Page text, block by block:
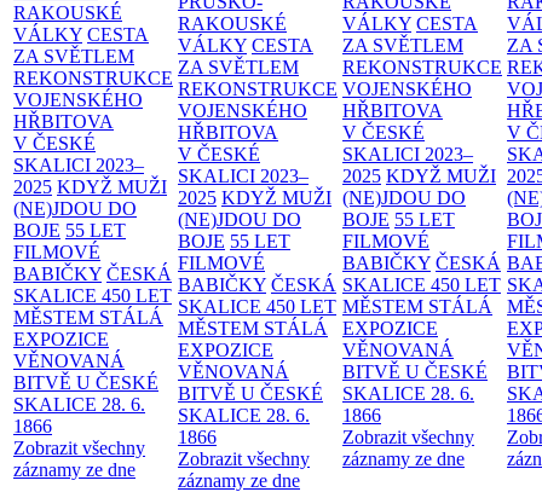
RAKOUSKÉ
VÁLKY CESTA
ZA SVĚTLEM
REKONSTRUKCE
VOJENSKÉHO
HŘBITOVA
V ČESKÉ
SKALICI 2023–
2025 KDYŽ MUŽI
(NE)JDOU DO
BOJE 55 LET
FILMOVÉ
BABIČKY ČESKÁ
SKALICE 450 LET
MĚSTEM STÁLÁ
EXPOZICE
VĚNOVANÁ
BITVĚ U ČESKÉ
SKALICE 28. 6.
1866
Zobrazit všechny
záznamy ze dne
RAKOUSKÉ
VÁLKY CESTA
ZA SVĚTLEM
REKONSTRUKCE
VOJENSKÉHO
HŘBITOVA
V ČESKÉ
SKALICI 2023–
2025 KDYŽ MUŽI
(NE)JDOU DO
BOJE 55 LET
FILMOVÉ
BABIČKY ČESKÁ
SKALICE 450 LET
MĚSTEM STÁLÁ
EXPOZICE
VĚNOVANÁ
BITVĚ U ČESKÉ
SKALICE 28. 6.
1866
Zobrazit všechny
záznamy ze dne
VÁLKY CESTA
ZA SVĚTLEM
REKONSTRUKCE
VOJENSKÉHO
HŘBITOVA
V ČESKÉ
SKALICI 2023–
2025 KDYŽ MUŽI
(NE)JDOU DO
BOJE 55 LET
FILMOVÉ
BABIČKY ČESKÁ
SKALICE 450 LET
MĚSTEM STÁLÁ
EXPOZICE
VĚNOVANÁ
BITVĚ U ČESKÉ
SKALICE 28. 6.
1866
Zobrazit všechny
záznamy ze dne
ZA
V